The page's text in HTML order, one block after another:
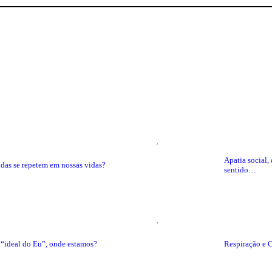
se repetem em nossas vidas?
Apatia social,
sentido…
do Eu”, onde estamos? Respiração e